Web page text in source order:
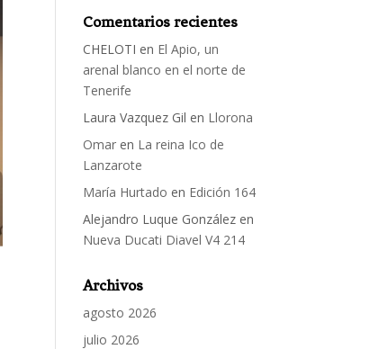
Comentarios recientes
CHELOTI en El Apio, un
arenal blanco en el norte de
Tenerife
Laura Vazquez Gil en Llorona
Omar en La reina Ico de
Lanzarote
María Hurtado en Edición 164
Alejandro Luque González en
Nueva Ducati Diavel V4 214
Archivos
agosto 2026
julio 2026